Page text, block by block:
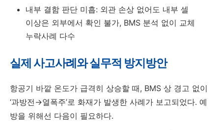
내부 결함 판단 미흡: 외관 손상 없어도 내부 셀
이상은 외부에서 확인 불가, BMS 분석 없이 교체
누락사례 다수
실제 사고사례와 실무적 방지방안
항공기 바깥 온도가 급격히 상승할 때, BMS 상 경고 없이
‘과방전→열폭주’로 화재가 발생한 사례가 보고되었다. 예
방을 위해선 다음이 필요하다.